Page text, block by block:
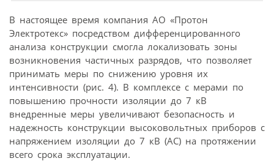
В настоящее время компания АО «Протон
Электротекс» посредством дифференцированного
анализа конструкции смогла локализовать зоны
возникновения частичных разрядов, что позволяет
принимать меры по снижению уровня их
интенсивности (рис. 4). В комплексе с мерами по
повышению прочности изоляции до 7 кВ
внедренные меры увеличивают безопасность и
надежность конструкции высоковольтных приборов с
напряжением изоляции до 7 кВ (AC) на протяжении
всего срока эксплуатации.